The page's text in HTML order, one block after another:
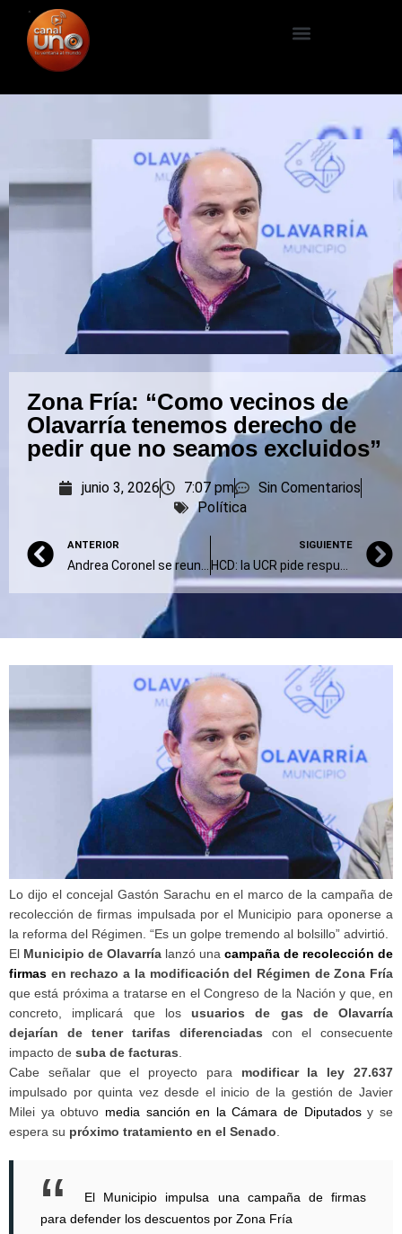
Zona Fría: “Como vecinos de
Olavarría tenemos derecho de
pedir que no seamos excluidos”
junio 3, 2026 7:07 pm
Sin Comentarios
Política
ANTERIOR SIGUIENTE
Lo dijo el concejal Gastón Sarachu en el marco de la campaña de
recolección de firmas impulsada por el Municipio para oponerse a
la reforma del Régimen. “Es un golpe tremendo al bolsillo” advirtió.
El Municipio de Olavarría lanzó una campaña de recolección de
firmas en rechazo a la modificación del Régimen de Zona Fría
que está próxima a tratarse en el Congreso de la Nación y que, en
concreto, implicará que los usuarios de gas de Olavarría
dejarían de tener tarifas diferenciadas con el consecuente
impacto de suba de facturas
Cabe señalar que el proyecto para modificar la ley 27.637
impulsado por quinta vez desde el inicio de la gestión de Javier
Milei ya obtuvo media sanción en la Cámara de Diputadosy se
espera su próximo tratamiento en el Senado
El Municipio impulsa una campaña de firmas
para defender los descuentos por Zona Fría